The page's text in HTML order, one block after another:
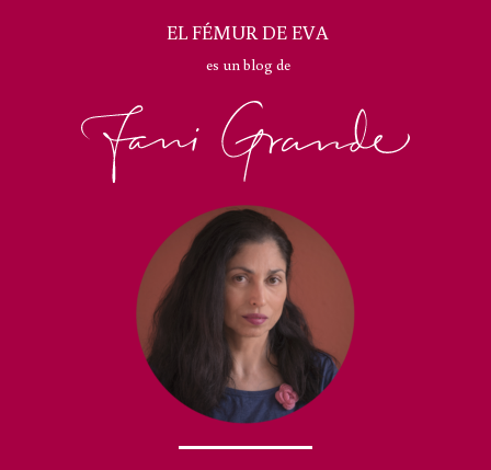
EL FÉMUR DE EVA
es un blog de